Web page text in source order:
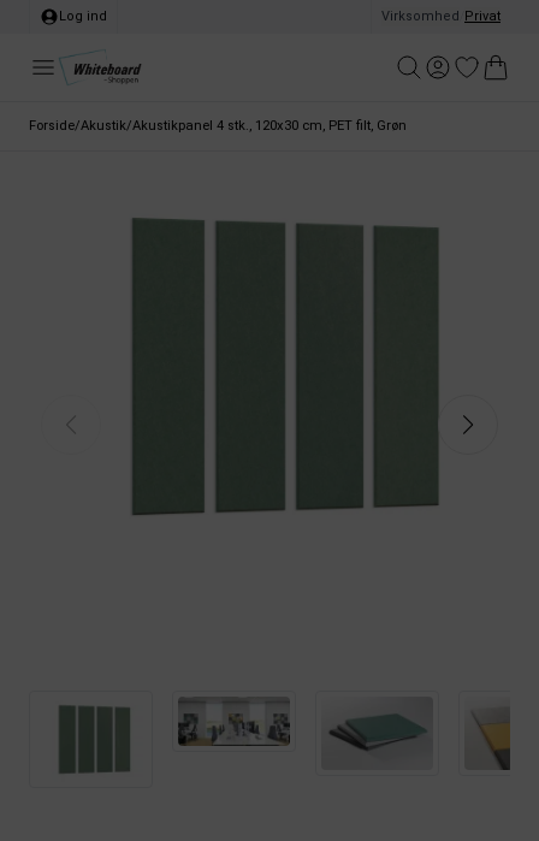
Log ind Virksomhed Privat
Forside/Akustik/Akustikpanel 4 stk., 120x30 cm, PET filt, Grøn